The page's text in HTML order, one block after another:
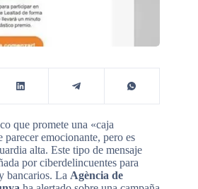
que promete una «caja
parecer emocionante, pero es
alta. Este tipo de mensaje
por ciberdelincuentes para
bancarios. La Agència de